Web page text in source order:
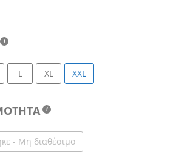
L XL XXL
- Μη διαθέσιμο